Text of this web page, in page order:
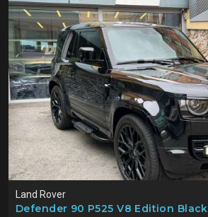
Land Rover
Defender 90 P525 V8 Edition Black